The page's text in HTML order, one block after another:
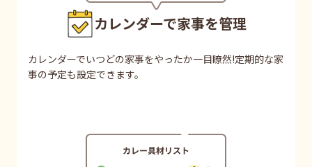
カレンダーで家事を管理
カレンダーでいつどの家事をやったか一目瞭然!定期的な家
事の予定も設定できます。